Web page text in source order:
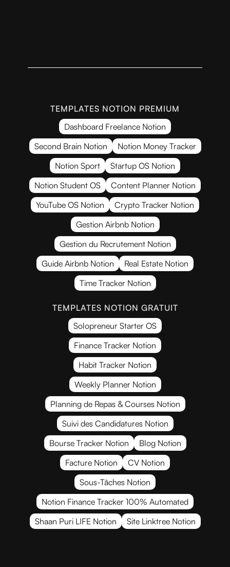
TEMPLATES NOTION PREMIUM
Dashboard Freelance Notion
Second Brain Notion
Notion Money Tracker
Notion Sport
Startup OS Notion
Notion Student OS
Content Planner Notion
YouTube OS Notion
Crypto Tracker Notion
Gestion Airbnb Notion
Gestion du Recrutement Notion
Guide Airbnb Notion
Real Estate Notion
Time Tracker Notion
TEMPLATES NOTION GRATUIT
Solopreneur Starter OS
Finance Tracker Notion
Habit Tracker Notion
Weekly Planner Notion
Planning de Repas & Courses Notion
Suivi des Candidatures Notion
Bourse Tracker Notion
Blog Notion
Facture Notion
CV Notion
Sous-Tâches Notion
Notion Finance Tracker 100% Automated
Shaan Puri LIFE Notion
Site Linktree Notion